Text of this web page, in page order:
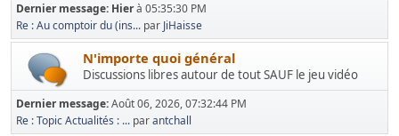
Dernier message: Hierà 05:35:30 PM
Re : Au comptoir du (ins... par JiHaisse
N'importe quoi général
Discussions libres autour de tout SAUF le jeu vidéo
Dernier message:Août 06, 2026, 07:32:44 PM
Re : Topic Actualités : ... parantchall